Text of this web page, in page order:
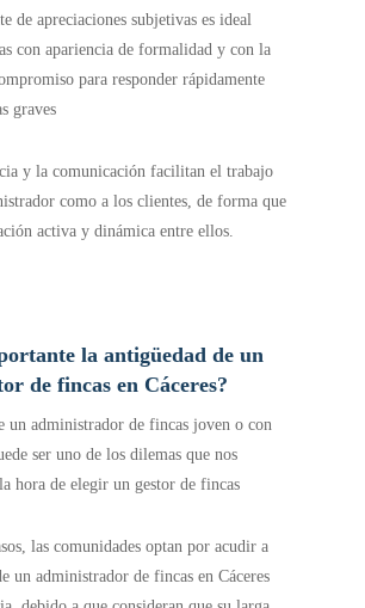
de apreciaciones subjetivas es ideal
con apariencia de formalidad y con la
para responder rápidamente
graves
y la comunicación facilitan el trabajo
como a los clientes, de forma que
activa y dinámica entre ellos.
la antigüedad de un
de fincas en Cáceres?
un administrador de fincas joven o con
ser uno de los dilemas que nos
hora de elegir un gestor de fincas
las comunidades optan por acudir a
un administrador de fincas en Cáceres